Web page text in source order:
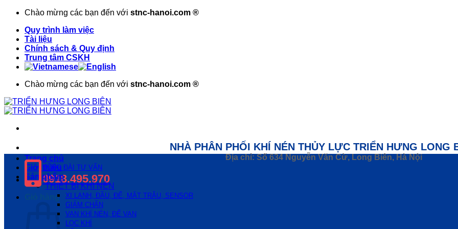
dung
Chào mừng các bạn đến với stnc-hanoi.com ®
Quy trình làm việc
Tài liệu
Chính sách & Quy định
Trung tâm CSKH
Chào mừng các bạn đến với stnc-hanoi.com ®
NHÀ PHÂN PHỐI KHÍ NÉN THỦY LỰC TRIỂN HƯNG LONG
Địa chỉ: Số 634 Nguyễn Văn Cừ, Long Biên, Hà Nội
TỔNG ĐÀI TƯ VẤN
0918.495.970
Giỏ hàng
Trang chủ
Giới thiệu
Sản phẩm
THIẾT BỊ KHÍ NÉN
XI LANH, ĐẦU, ĐẾ, MẮT TRÂU, SENSOR
GIẢM CHẤN
VAN KHÍ NÉN, ĐẾ VAN
LỌC KHÍ